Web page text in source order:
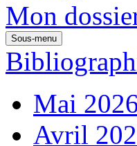
Mon
Sous-menu
Mai
Avril